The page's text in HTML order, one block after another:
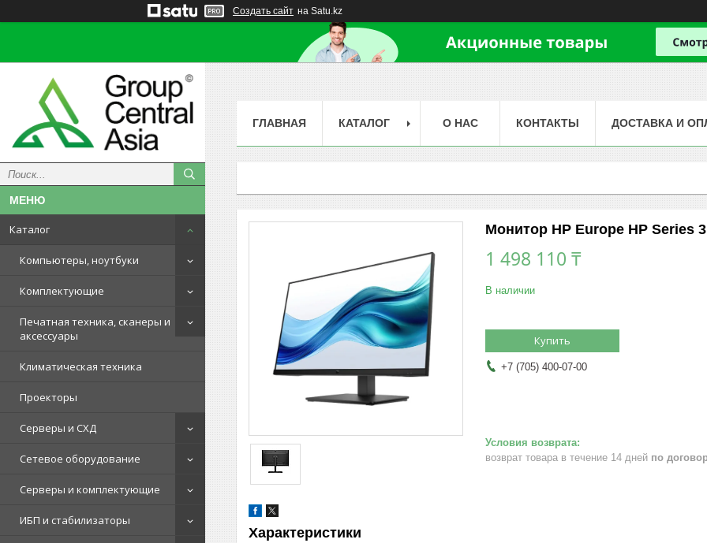
Создать сайт на Satu.kz
Каталог
Компьютеры, ноутбуки
Комплектующие
Печатная техника, сканеры и
аксессуары
Климатическая техника
Проекторы
Серверы и СХД
Сетевое оборудование
Серверы и комплектующие
ИБП и стабилизаторы
ГЛАВНАЯ КАТАЛОГ О НАС КОНТАКТЫ ДОСТАВКА И
Монитор HP Europe HP Series
1 498 110 ₸
В наличии
Купить
+7 (705) 400-07-00
возврат товара в течение 14 дней по
Характеристики